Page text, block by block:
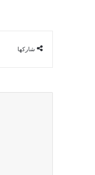
شاركها